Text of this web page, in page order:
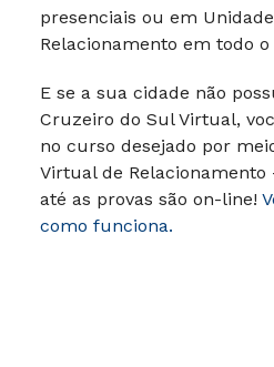
presenciais ou em
Relacionamento em todo o
E se a sua cidade não
Cruzeiro do Sul Virtual,
no curso desejado por
Virtual de Relacionamento
até as provas são on-line!
como funciona.